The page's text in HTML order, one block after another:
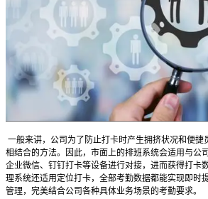
一般来讲，公司为了防止打卡时产生拥挤状况和便捷
相结合的方法。因此，市面上的排班系统会适用与公
企业微信、钉钉打卡等设备进行对接，进而获得打卡
理系统还适用定位打卡，全部考勤数据都能实现即时
管理，完美结合公司各种具体业务场景的考勤要求。